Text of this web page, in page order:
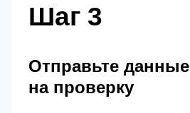
Шаг 3
Отправьте данные
на проверку